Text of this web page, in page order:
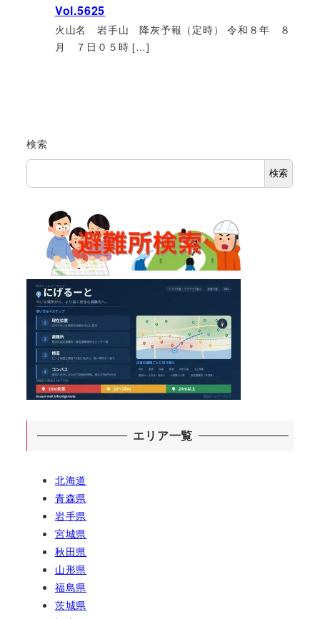
Vol.5625
火山名 岩手山 降灰予報（定時） 令和８年 ８
月 ７日０５時 […]
検索
検索
エリア一覧
北海道
青森県
岩手県
宮城県
秋田県
山形県
福島県
茨城県